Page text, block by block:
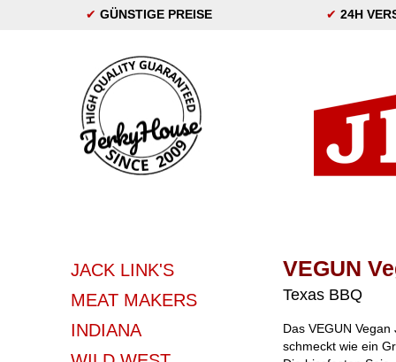
✔ GÜNSTIGE PREISE ✔ 24H
JACK LINK'S
MEAT MAKERS
INDIANA
VEGUN
Texas BBQ
Das VEGUN
schmeckt wie ein